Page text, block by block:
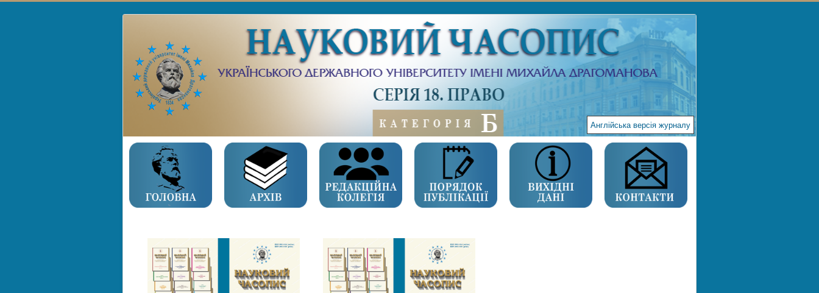
Англійська версія журналу